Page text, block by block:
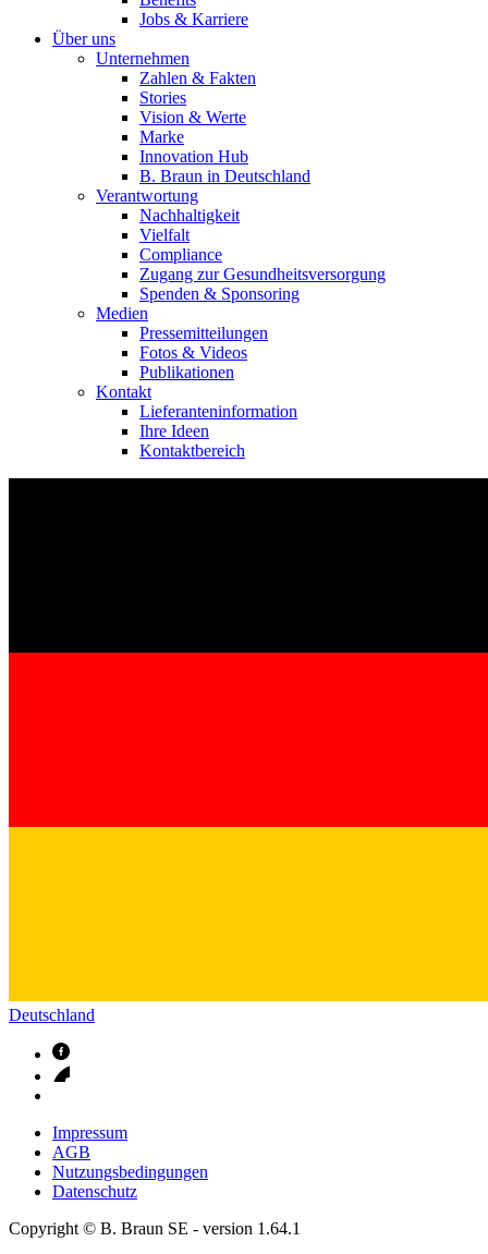
Jobs & Karriere
Über uns
Unternehmen
Zahlen & Fakten
Stories
Vision & Werte
Marke
Innovation Hub
B. Braun in Deutschland
Verantwortung
Nachhaltigkeit
Vielfalt
Compliance
Zugang zur Gesundheitsversorgung
Spenden & Sponsoring
Medien
Pressemitteilungen
Fotos & Videos
Publikationen
Kontakt
Lieferanteninformation
Ihre Ideen
Kontaktbereich
Deutschland
Impressum
AGB
Nutzungsbedingungen
Datenschutz
Copyright © B. Braun SE - version 1.64.1